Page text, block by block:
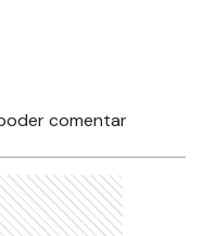
comentar